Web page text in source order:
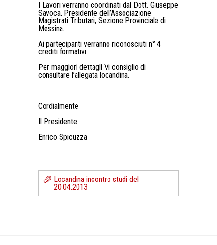
I Lavori verranno coordinati dal Dott. Giuseppe
Savoca, Presidente dell’Associazione
Magistrati Tributari, Sezione Provinciale di
Messina.
Ai partecipanti verranno riconosciuti n° 4
crediti formativi.
Per maggiori dettagli Vi consiglio di
consultare l’allegata locandina.
Cordialmente
Il Presidente
Enrico Spicuzza
Locandina incontro studi del
20.04.2013